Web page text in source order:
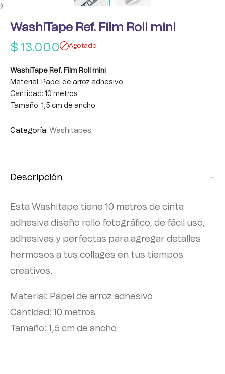
WashiTape Ref. Film Roll mini
$ 13.000 Agotado
WashiTape Ref. Film Roll mini
Material: Papel de arroz adhesivo
Cantidad: 10 metros
Tamaño: 1,5 cm de ancho
Categoría: Washitapes
Descripción
Esta Washitape tiene 10 metros de cinta
adhesiva diseño rollo fotográfico, de fácil uso,
adhesivas y perfectas para agregar detalles
hermosos a tus collages en tus tiempos
creativos.
Material: Papel de arroz adhesivo
Cantidad: 10 metros
Tamaño: 1,5 cm de ancho